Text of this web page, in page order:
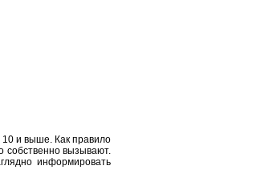
10 и выше. Как правило
собственно вызывают.
информировать